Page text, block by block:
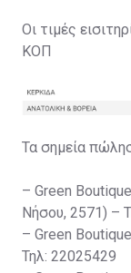
Οι τιμές
ΚΟΠ
Τα σημεία
– Green
Νήσου, 2571) –
– Green
Τηλ: 22025429